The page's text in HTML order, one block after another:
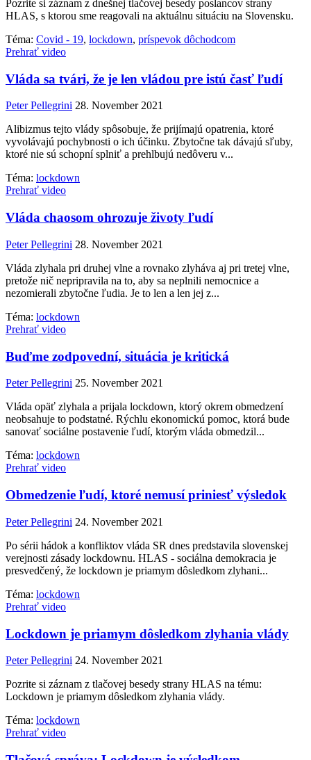
Pozrite si záznam z dnešnej tlačovej besedy poslancov strany
HLAS, s ktorou sme reagovali na aktuálnu situáciu na Slovensku.
Téma: Covid - 19, lockdown, príspevok dôchodcom
Prehrať video
Vláda sa tvári, že je len vládou pre istú časť ľudí
Peter Pellegrini 28. November 2021
Alibizmus tejto vlády spôsobuje, že prijímajú opatrenia, ktoré
vyvolávajú pochybnosti o ich účinku. Zbytočne tak dávajú sľuby,
ktoré nie sú schopní splniť a prehlbujú nedôveru v...
Téma: lockdown
Prehrať video
Vláda chaosom ohrozuje životy ľudí
Peter Pellegrini 28. November 2021
Vláda zlyhala pri druhej vlne a rovnako zlyháva aj pri tretej vlne,
pretože nič nepripravila na to, aby sa neplnili nemocnice a
nezomierali zbytočne ľudia. Je to len a len jej z...
Téma: lockdown
Prehrať video
Buďme zodpovední, situácia je kritická
Peter Pellegrini 25. November 2021
Vláda opäť zlyhala a prijala lockdown, ktorý okrem obmedzení
neobsahuje to podstatné. Rýchlu ekonomickú pomoc, ktorá bude
sanovať sociálne postavenie ľudí, ktorým vláda obmedzil...
Téma: lockdown
Prehrať video
Obmedzenie ľudí, ktoré nemusí priniesť výsledok
Peter Pellegrini 24. November 2021
Po sérii hádok a konfliktov vláda SR dnes predstavila slovenskej
verejnosti zásady lockdownu. HLAS - sociálna demokracia je
presvedčený, že lockdown je priamym dôsledkom zlyhani...
Téma: lockdown
Prehrať video
Lockdown je priamym dôsledkom zlyhania vlády
Peter Pellegrini 24. November 2021
Pozrite si záznam z tlačovej besedy strany HLAS na tému:
Lockdown je priamym dôsledkom zlyhania vlády.
Téma: lockdown
Prehrať video